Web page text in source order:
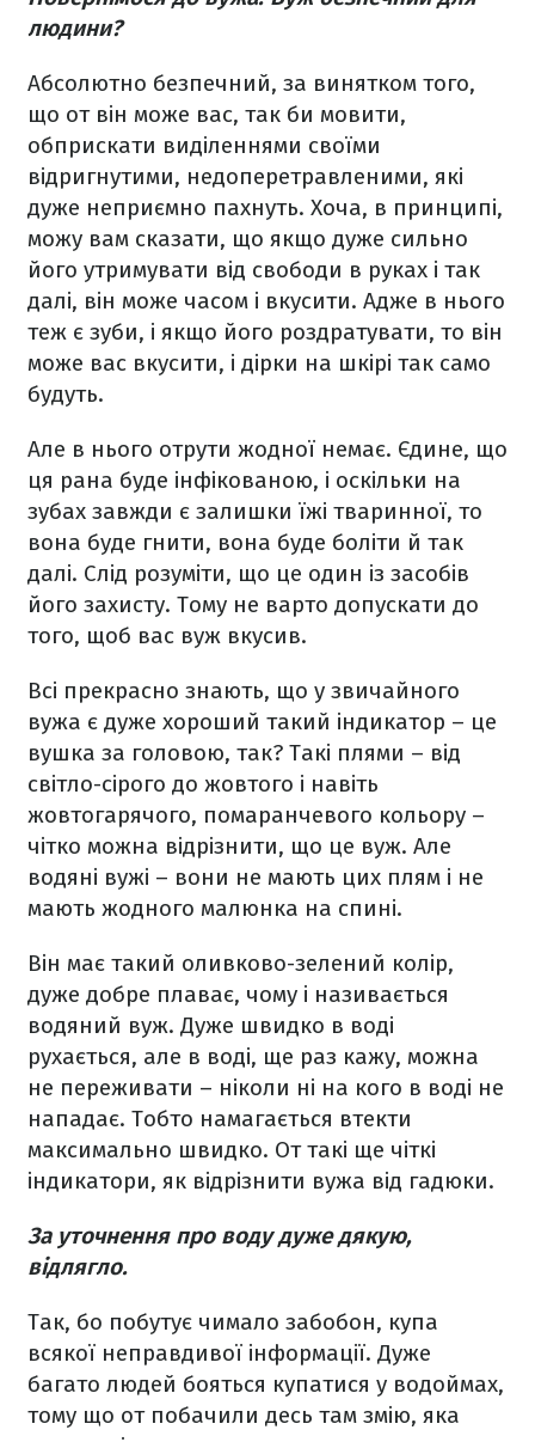
людини?
Абсолютно безпечний, за винятком того,
що от він може вас, так би мовити,
обприскати виділеннями своїми
відригнутими, недоперетравленими, які
дуже неприємно пахнуть. Хоча, в принципі,
можу вам сказати, що якщо дуже сильно
його утримувати від свободи в руках і так
далі, він може часом і вкусити. Адже в нього
теж є зуби, і якщо його роздратувати, то він
може вас вкусити, і дірки на шкірі так само
будуть.
Але в нього отрути жодної немає. Єдине, що
ця рана буде інфікованою, і оскільки на
зубах завжди є залишки їжі тваринної, то
вона буде гнити, вона буде боліти й так
далі. Слід розуміти, що це один із засобів
його захисту. Тому не варто допускати до
того, щоб вас вуж вкусив.
Всі прекрасно знають, що у звичайного
вужа є дуже хороший такий індикатор – це
вушка за головою, так? Такі плями – від
світло-сірого до жовтого і навіть
жовтогарячого, помаранчевого кольору –
чітко можна відрізнити, що це вуж. Але
водяні вужі – вони не мають цих плям і не
мають жодного малюнка на спині.
Він має такий оливково-зелений колір,
дуже добре плаває, чому і називається
водяний вуж. Дуже швидко в воді
рухається, але в воді, ще раз кажу, можна
не переживати – ніколи ні на кого в воді не
нападає. Тобто намагається втекти
максимально швидко. От такі ще чіткі
індикатори, як відрізнити вужа від гадюки.
За уточнення про воду дуже дякую,
відлягло.
Так, бо побутує чимало забобон, купа
всякої неправдивої інформації. Дуже
багато людей бояться купатися у водоймах,
тому що от побачили десь там змію, яка